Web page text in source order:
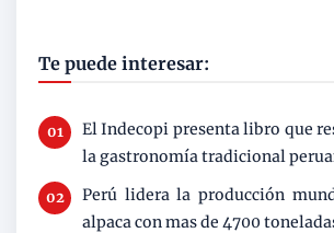
Te puede interesar:
El Indecopi presenta libro que
la gastronomía tradicional
Perú lidera la producción
alpaca con mas de 4700